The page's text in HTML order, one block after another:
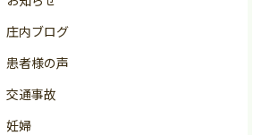
庄内ブログ
患者様の声
交通事故
妊婦